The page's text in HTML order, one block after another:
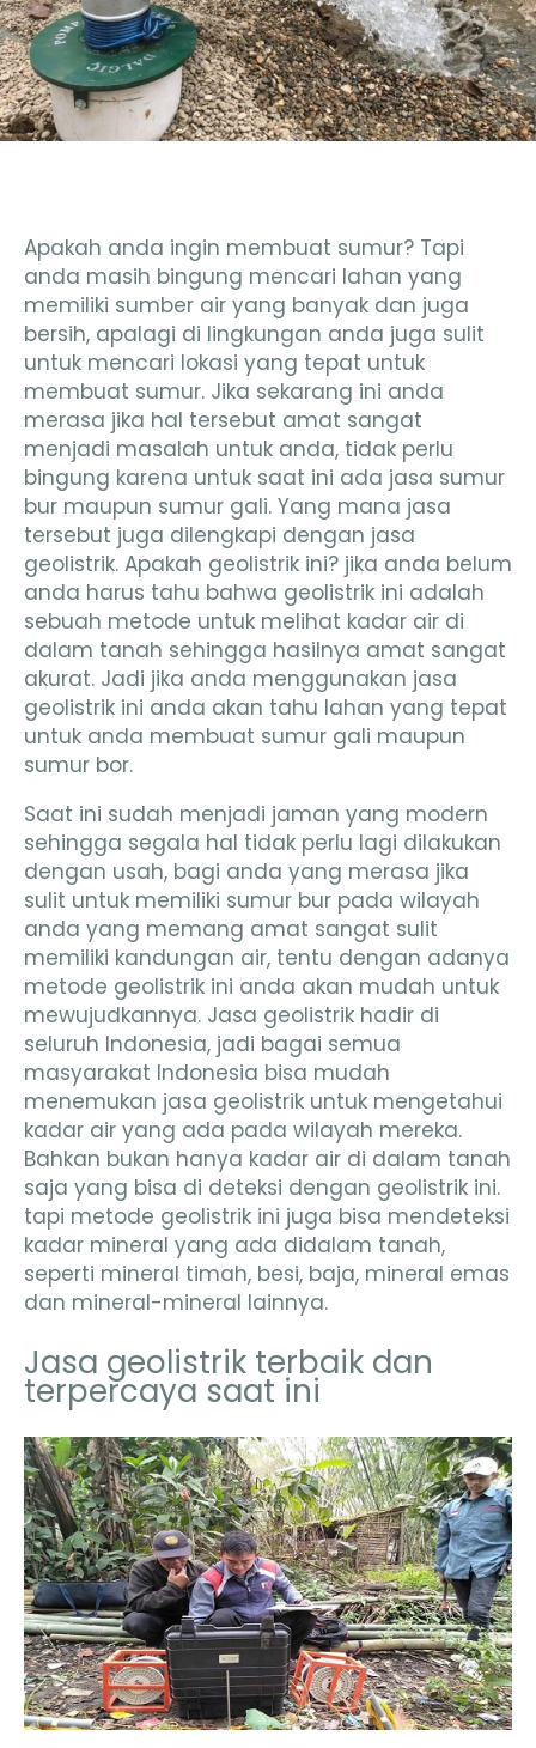
Apakah anda ingin membuat sumur? Tapi
anda masih bingung mencari lahan yang
memiliki sumber air yang banyak dan juga
bersih, apalagi di lingkungan anda juga sulit
untuk mencari lokasi yang tepat untuk
membuat sumur. Jika sekarang ini anda
merasa jika hal tersebut amat sangat
menjadi masalah untuk anda, tidak perlu
bingung karena untuk saat ini ada jasa sumur
bur maupun sumur gali. Yang mana jasa
tersebut juga dilengkapi dengan jasa
geolistrik. Apakah geolistrik ini? jika anda belum
anda harus tahu bahwa geolistrik ini adalah
sebuah metode untuk melihat kadar air di
dalam tanah sehingga hasilnya amat sangat
akurat. Jadi jika anda menggunakan jasa
geolistrik ini anda akan tahu lahan yang tepat
untuk anda membuat sumur gali maupun
sumur bor.
Saat ini sudah menjadi jaman yang modern
sehingga segala hal tidak perlu lagi dilakukan
dengan usah, bagi anda yang merasa jika
sulit untuk memiliki sumur bur pada wilayah
anda yang memang amat sangat sulit
memiliki kandungan air, tentu dengan adanya
metode geolistrik ini anda akan mudah untuk
mewujudkannya. Jasa geolistrik hadir di
seluruh Indonesia, jadi bagai semua
masyarakat Indonesia bisa mudah
menemukan jasa geolistrik untuk mengetahui
kadar air yang ada pada wilayah mereka.
Bahkan bukan hanya kadar air di dalam tanah
saja yang bisa di deteksi dengan geolistrik ini.
tapi metode geolistrik ini juga bisa mendeteksi
kadar mineral yang ada didalam tanah,
seperti mineral timah, besi, baja, mineral emas
dan mineral-mineral lainnya.
Jasa geolistrik terbaik dan
terpercaya saat ini